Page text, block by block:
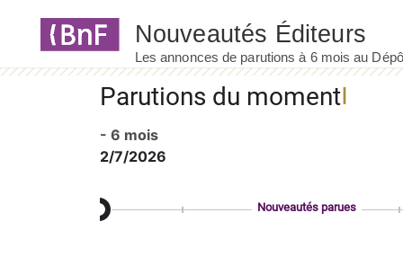
Parutions du moment
- 6 mois
2/7/2026
Nouveautés parues